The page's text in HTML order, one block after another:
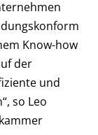
Know-how
der
und
so Leo